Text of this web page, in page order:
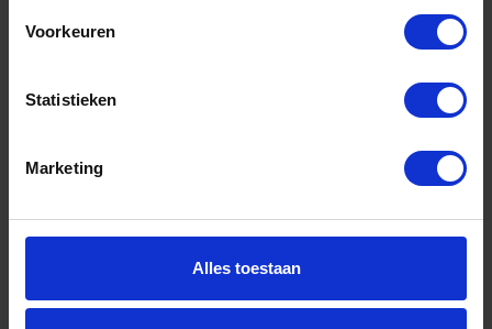
Voorkeuren
Statistieken
Marketing
Alles toestaan
Niet op voorraad, levertijd 1 tot meerdere werkdagen
Prijs per Doos van 100 Stuk
- +